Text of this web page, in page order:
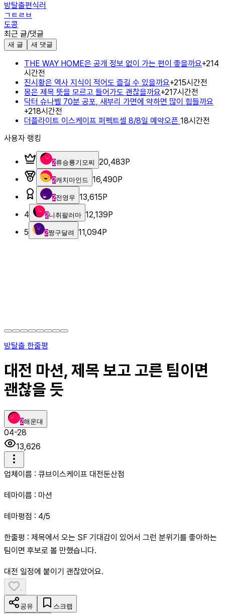
방탈출편식러
ㄱㅌㄹㅂ
도콩
최근 글/댓글
새 글 새 댓글
THE WAY HOME은 공개 정보 없이 가는 편이 좋을까요+214
시간전
진시황은 역사 지식이 적어도 즐길 수 있을까요+215시간전
몽은 제목 뜻을 모르고 들어가도 괜찮을까요+217시간전
닥터 슈나벨 70분 공포, 새부리 가면에 약하면 많이 힘들까요
+218시간전
더플라이트 이스케이프 퍼펙트셀 8/8일 예약오픈 18시간전
사용자 랭킹
2류승룡기모찌 20,483P
2캐치마인드 16,490P
2전영우 13,615P
4
2니취팔러마 12,139P
5
2짱구달려 11,094P
방탈출 한줄평
대전 마션, 제목 보고 고른 팀이면
괜찮을 듯
2해운대
04-28
13,626
업체이름 : 큐브이스케이프 대전둔산점
테마이름 : 마션
테마평점 : 4/5
한줄평 : 제목에서 오는 SF 기대감이 있어서 그런 분위기를 좋아하는
팀이면 후보로 볼 만했습니다.
대전 일정에 붙이기 괜찮았어요.
-
공유 스크랩